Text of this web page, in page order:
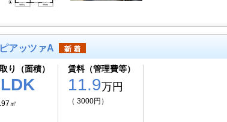
アッツァA
り（面積）
㎡
賃料（管理費等）
11.9万円
（ 3000円）